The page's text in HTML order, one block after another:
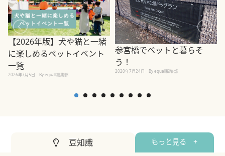
【2026年版】犬や猫と一緒
に楽しめるペットイベント
一覧
2026年7月5日 By equall編集部
参宮橋でペットと暮らそ
う！
2020年7月24日 By equall編集部
豆知識 もっと見る +